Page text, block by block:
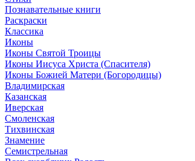
Познавательные книги
Раскраски
Классика
Иконы
Иконы Святой Троицы
Иконы Иисуса Христа (Спасителя)
Иконы Божией Матери (Богородицы)
Владимирская
Казанская
Иверская
Смоленская
Тихвинская
Знамение
Семистрельная